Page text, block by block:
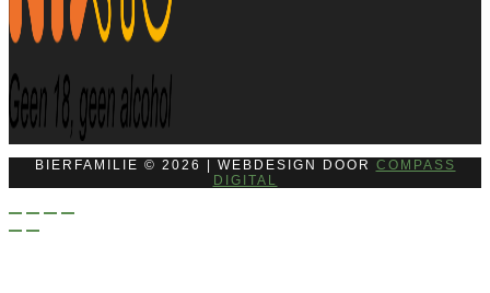
BIERFAMILIE © 2026 | WEBDESIGN DOOR COMPASS
DIGITAL